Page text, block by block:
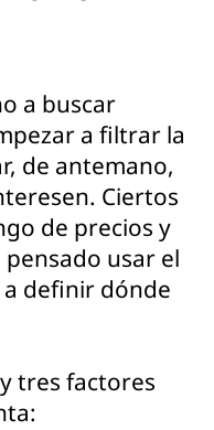
a buscar
a filtrar la
de antemano,
Ciertos
de precios y
usar el
definir dónde
tres factores